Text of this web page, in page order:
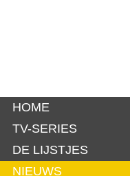
HOME
TV-SERIES
DE LIJSTJES
NIEUWS